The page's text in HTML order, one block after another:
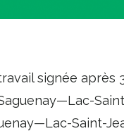
signée après
Saint-